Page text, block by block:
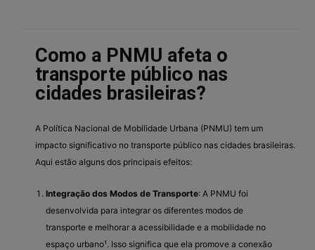
Como a PNMU afeta o
transporte público nas
cidades brasileiras?
A Política Nacional de Mobilidade Urbana (PNMU) tem um
impacto significativo no transporte público nas cidades brasileiras.
Aqui estão alguns dos principais efeitos:
Integração dos Modos de Transporte: A PNMU foi
desenvolvida para integrar os diferentes modos de
transporte e melhorar a acessibilidade e a mobilidade no
espaço urbano¹. Isso significa que ela promove a conexão